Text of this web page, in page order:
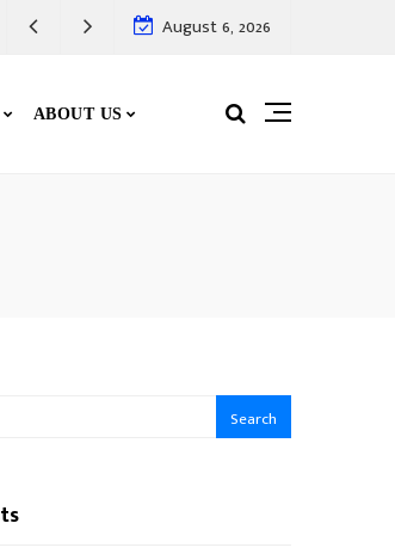
August 6, 2026
ABOUT US
Search